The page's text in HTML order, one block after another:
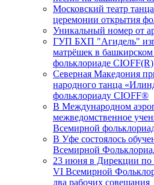
Московский театр
церемонии открытия
Уникальный номер от
ГУП БХП "Агидель"
матрёшек в
фольклориаде CIOFF(R)
Северная Македония
народного танца
фольклориаду CIOFF®️
В Международном
межведомственное
Всемирной
В Уфе состоялось
Всемирной
23 июня в Дирекции по
VI Всемирной
два рабочих совещания